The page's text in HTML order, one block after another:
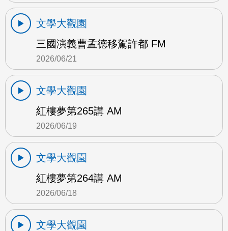
文學大觀園
三國演義曹孟德移駕許都 FM
2026/06/21
文學大觀園
紅樓夢第265講 AM
2026/06/19
文學大觀園
紅樓夢第264講 AM
2026/06/18
文學大觀園